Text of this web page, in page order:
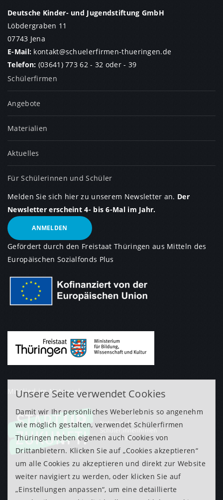
Deutsche Kinder- und Jugendstiftung GmbH
Löbdergraben 11
07743 Jena
E-Mail: kontakt@schuelerfirmen-thueringen.de
Telefon: (03641) 773 62 - 32 oder- 39
Schülerfirmen
Angebote
Materialien
Aktuelles
Für Schülerinnen und Schüler
Melden Sie sich hier zu unserem Newsletter an. Der
Newsletter erscheint 4- bis 6-Mal im Jahr.
ANMELDEN
Gefördert durch den Freistaat Thüringen aus Mitteln des
Europäischen Sozialfonds Plus
Mitglied im Netzwerk
Unsere Seite verwendet Cookies
Damit wir Ihr persönliches Weberlebnis so angenehm
wie möglich gestalten, verwendet Schülerfirmen
Thüringen neben eigenen auch Cookies von
Drittanbietern. Klicken Sie auf „Cookies akzeptieren“
um alle Cookies zu akzeptieren und direkt zur Website
weiter navigiert zu werden, oder klicken Sie auf
„Einstellungen anpassen“, um eine detaillierte